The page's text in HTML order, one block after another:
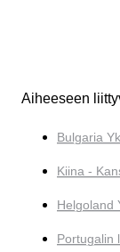
Aiheeseen
Bulgaria
Kiina -
Helgoland
Portugalin